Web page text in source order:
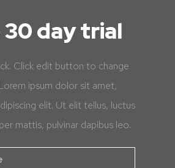
30 day trial
Click edit button to change
ipsum dolor sit amet,
elit. Ut elit tellus, luctus
mattis, pulvinar dapibus leo.